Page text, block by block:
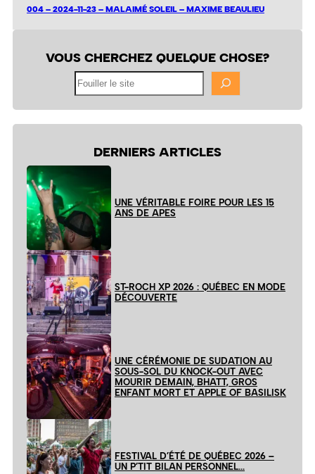
004 – 2024-11-23 – MALAIMÉ SOLEIL – MAXIME BEAULIEU
VOUS CHERCHEZ QUELQUE CHOSE?
DERNIERS ARTICLES
UNE VÉRITABLE FOIRE POUR LES 15
ANS DE APES
ST-ROCH XP 2026 : QUÉBEC EN MODE
DÉCOUVERTE
UNE CÉRÉMONIE DE SUDATION AU
SOUS-SOL DU KNOCK-OUT AVEC
MOURIR DEMAIN, BHATT, GROS
ENFANT MORT ET APPLE OF BASILISK
FESTIVAL D’ÉTÉ DE QUÉBEC 2026 –
UN P’TIT BILAN PERSONNEL…